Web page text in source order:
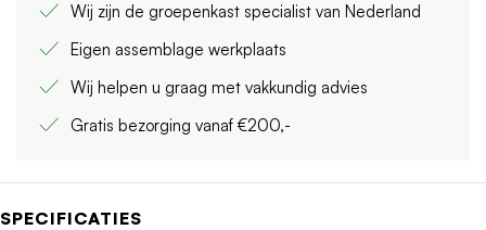
Wij zijn de groepenkast specialist van Nederland
Eigen assemblage werkplaats
Wij helpen u graag met vakkundig advies
Gratis bezorging vanaf €200,-
SPECIFICATIES